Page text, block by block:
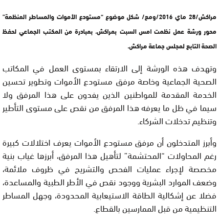
مراكش/28 ماي 2016/ومع/ شكل موضوع “مستودع الأموات والمساطر المنظمة”
محور ورشة عمل نظمت امس السبت بمراكش، بمبادرة من المكتب الجماعي لحفظ
الصحة التابع لمجلس جماعة مراكش.
وتهدف هذه الورشة إلى الارتقاء بمستوى العمل في المكاتب
الصحية الجماعية وخاصة مرفق مستودع الأموات وتطوير تحسين
الخدمة المقدمة للمواطنين الذين يفدون على هذا المرفق ولا
سيما في ظل ما يعرفه هذا المرفق من نقص على مستوى التأطير
وتنظيم تدخلات الشركاء.
وأبرز المتدخلون أن مرفق مستودع الأموات يعرف اختلالات كبيرة
رغم المحاولات “المحتشمة” لتأهيل هذا المرفق، أبرزها غياب بنية
مخصصة لإجراء عمليات الفحص والتشريح في ظروف ملائمة،
وضعف الموارد البشرية ووجود نقص في الأطر الطبية والمساعدة،
فضلا عن إشكالية الطاقة الاستيعابية المحدودة، وجهل المساطر
التنظيمية من قبل الممارسين بالقطاع.